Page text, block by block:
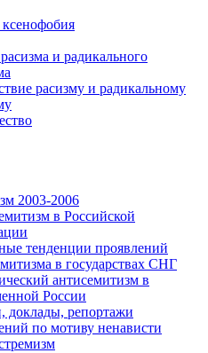
и радикального
расизму и радикальному
2003-2006
в Российской
тенденции проявлений
в государствах СНГ
антисемитизм в
России
доклады, репортажи
по мотиву ненависти